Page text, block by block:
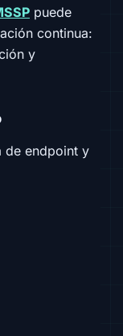
puede
continua:
y
de endpoint y